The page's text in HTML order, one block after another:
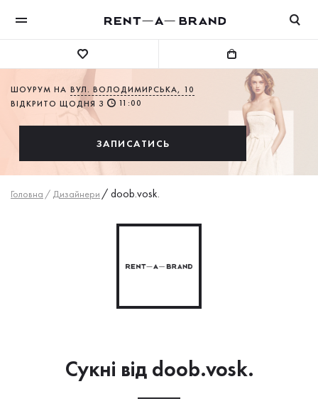
ШОУРУМ НА ВУЛ. ВОЛОДИМИРСЬКА, 10
ВІДКРИТО ЩОДНЯ З
11:00
ЗАПИСАТИСЬ
Головна / Дизайнери /doob.vosk.
Сукнi від doob.vosk.